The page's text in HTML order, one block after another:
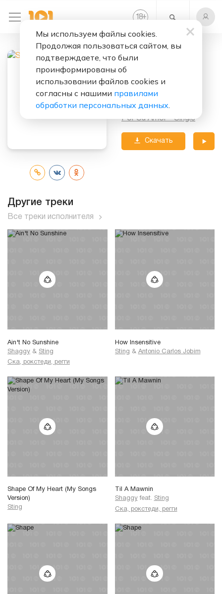
18+
Por Su Amor
Альбом:
Por Su Amor - Single
Скачать
Другие треки
Все треки исполнителя
Ain't No Sunshine
Shaggy & Sting
Ска, рокстеди, регги
How Insensitive
Sting & Antonio Carlos Jobim
Shape Of My Heart (My Songs
Version)
Sting
Til A Mawnin
Shaggy feat. Sting
Ска, рокстеди, регги
Мы используем файлы cookies.
Продолжая пользоваться сайтом, вы
подтверждаете, что были
проинформированы об
использовании файлов cookies и
согласны с нашими правилами
обработки персональных данных.